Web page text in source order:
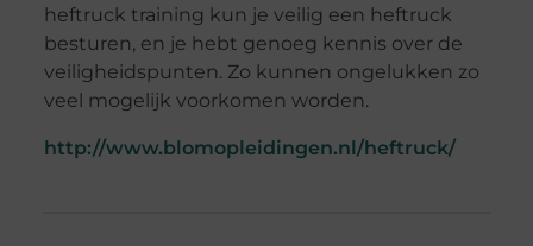
heftruck training kun je veilig een heftruck
besturen, en je hebt genoeg kennis over de
veiligheidspunten. Zo kunnen ongelukken zo
veel mogelijk voorkomen worden.
http://www.blomopleidingen.nl/heftruck/